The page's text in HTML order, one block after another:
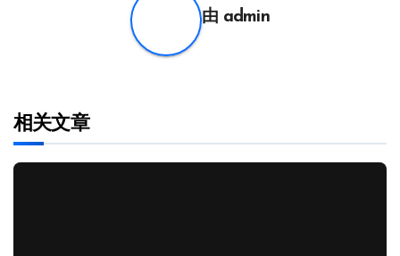
由 admin
相关文章